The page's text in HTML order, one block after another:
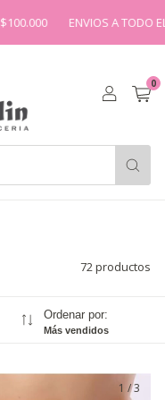
ENVIOS A TODO EL PAIS
0
72 productos
Ordenar por:
Más vendidos
1 /3